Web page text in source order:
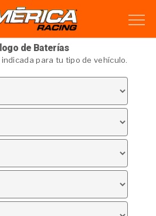
de Baterías
para tu tipo de vehículo.